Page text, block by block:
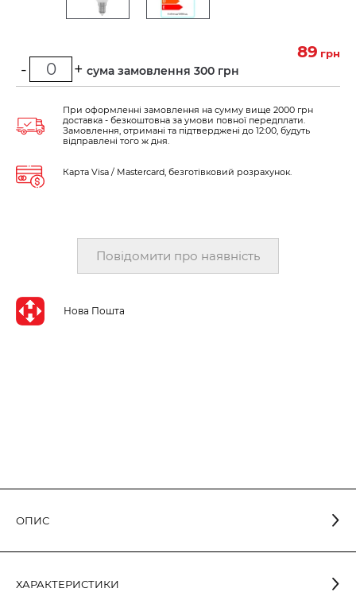
ОПИС
найефективніша лінійка ламп зі світловіддачею понад
ХАРАКТЕРИСТИКИ
89 грн
Мінімальна сума замовлення 300 грн
- +
Повідомити про наявність
Нова Пошта
При оформленні замовлення на сумму вище 2000 грн
доставка - безкоштовна за умови повної передплати.
Замовлення, отримані та підтверджені до 12:00, будуть
відправлені того ж дня.
Карта Visa / Mastercard, безготівковий розрахунок.